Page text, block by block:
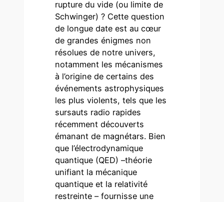
rupture du vide (ou limite de
Schwinger) ? Cette question
de longue date est au cœur
de grandes énigmes non
résolues de notre univers,
notamment les mécanismes
à l’origine de certains des
événements astrophysiques
les plus violents, tels que les
sursauts radio rapides
récemment découverts
émanant de magnétars. Bien
que l’électrodynamique
quantique (QED) –théorie
unifiant la mécanique
quantique et la relativité
restreinte – fournisse une